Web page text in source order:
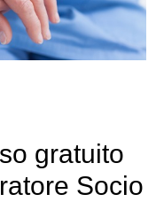
gratuito
Socio